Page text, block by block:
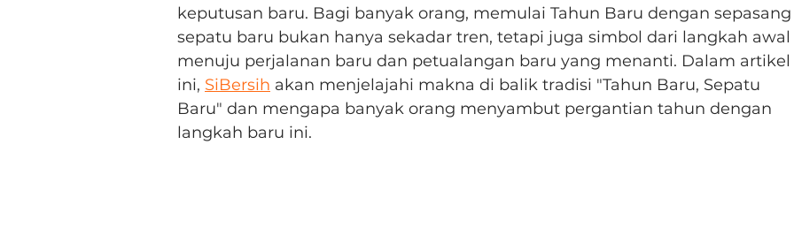
keputusan baru. Bagi banyak orang, memulai Tahun Baru dengan sepasang
sepatu baru bukan hanya sekadar tren, tetapi juga simbol dari langkah awal
menuju perjalanan baru dan petualangan baru yang menanti. Dalam artikel
ini, SiBersih akan menjelajahi makna di balik tradisi "Tahun Baru, Sepatu
Baru" dan mengapa banyak orang menyambut pergantian tahun dengan
langkah baru ini.